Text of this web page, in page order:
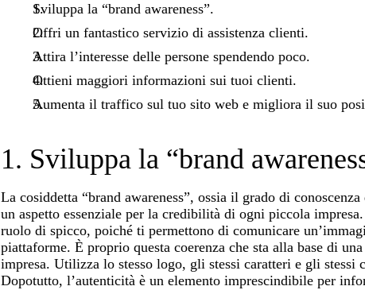
Sviluppa la “brand awareness”.
Offri un fantastico servizio di assistenza clienti.
Attira l’interesse delle persone spendendo poco.
Ottieni maggiori informazioni sui tuoi clienti.
Aumenta il traffico sul tuo sito web e migliora il suo
1. Sviluppa la “brand
La cosiddetta “brand awareness”, ossia il grado di
un aspetto essenziale per la credibilità di ogni piccola
ruolo di spicco, poiché ti permettono di comunicare
piattaforme. È proprio questa coerenza che sta alla base di
impresa. Utilizza lo stesso logo, gli stessi caratteri e gli stessi
Dopotutto, l’autenticità è un elemento imprescindibile per